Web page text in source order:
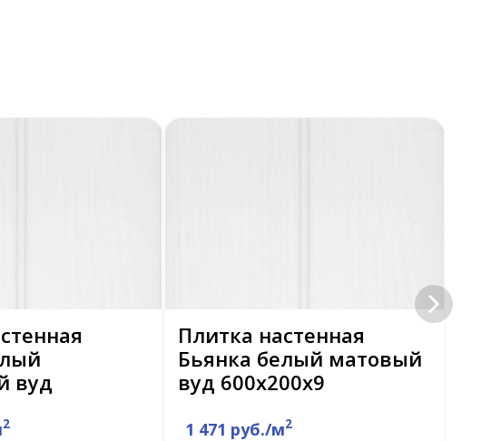
вуд
2
Плитка настенная
Бьянка белый матовый
вуд 600х200х9
1 471 руб./м2